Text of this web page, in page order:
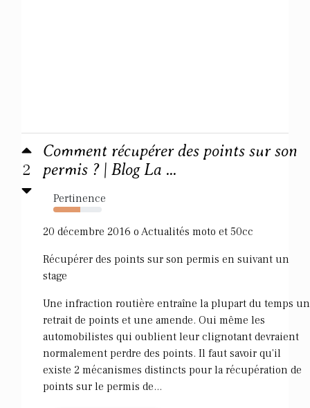
2
Comment récupérer des points sur son
permis ? | Blog La ...
Pertinence
55%
20 décembre 2016 o Actualités moto et 50cc
Récupérer des points sur son permis en suivant un
stage
Une infraction routière entraîne la plupart du temps un
retrait de points et une amende. Oui même les
automobilistes qui oublient leur clignotant devraient
normalement perdre des points. Il faut savoir qu'il
existe 2 mécanismes distincts pour la récupération de
points sur le permis de...